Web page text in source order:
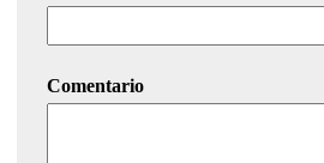
Comentario